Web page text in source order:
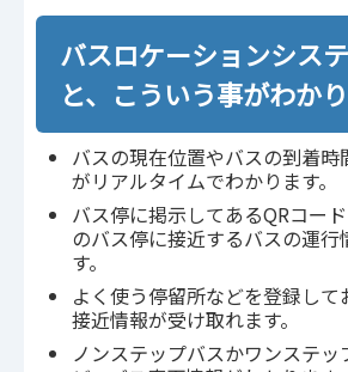
バスロケーションシス
と、こういう事がわかり
バスの現在位置やバスの到着時
がリアルタイムでわかります。
バス停に掲示してあるQRコー
のバス停に接近するバスの運行
す。
よく使う停留所などを登録して
接近情報が受け取れます。
ノンステップバスかワンステ